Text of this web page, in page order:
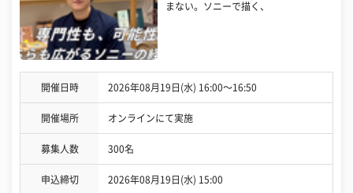
まない。ソニーで描く、
開催日時 2026年08月19日(水) 16:00〜16:50
開催場所 オンラインにて実施
募集人数 300名
申込締切 2026年08月19日(水) 15:00